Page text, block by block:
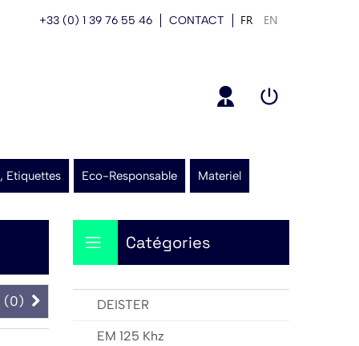
+33 (0) 1 39 76 55 46 CONTACT FR EN
Etiquettes Eco-Responsable Materiel
(0)
Catégories
DEISTER
EM 125 Khz